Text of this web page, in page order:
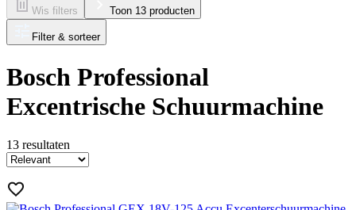
Wis filters Toon 13 producten
Filter & sorteer
Bosch Professional
Excentrische Schuurmachine
13 resultaten